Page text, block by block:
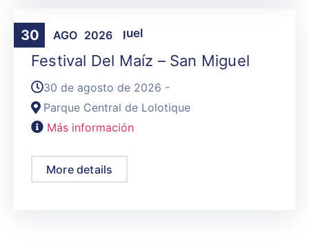
30 AGO 2026
Agenda, San Miguel
Festival Del Maíz – San Miguel
30 de agosto de 2026 -
Parque Central de Lolotique
Más información
More details